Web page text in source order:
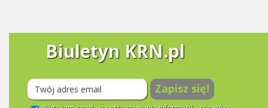
Biuletyn KRN.pl
Zapisz się!